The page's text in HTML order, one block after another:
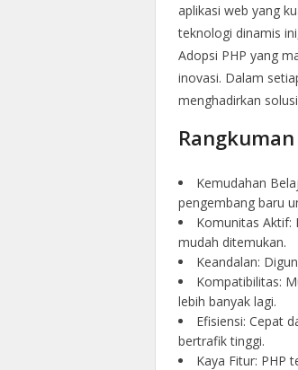
aplikasi web yang
teknologi dinamis
Adopsi PHP yang
inovasi. Dalam
menghadirkan
Kemudahan
pengembang baru
Komunitas Aktif:
mudah ditemukan.
Keandalan:
Kompatibilitas:
lebih banyak lagi.
Efisiensi: Cepat
bertrafik tinggi.
Kaya Fitur: PHP